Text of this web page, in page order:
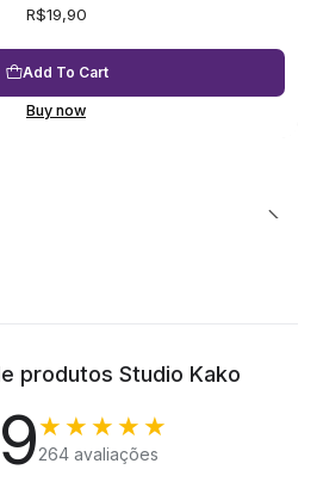
R$19,90
Add To Cart
Buy now
produtos Studio Kako
★★★★★
264 avaliações